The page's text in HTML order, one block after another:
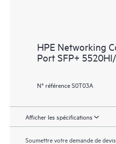
HPE Networking
Port SFP+
N° référence S0T03A
Afficher les spécifications
Soumettre votre demande de